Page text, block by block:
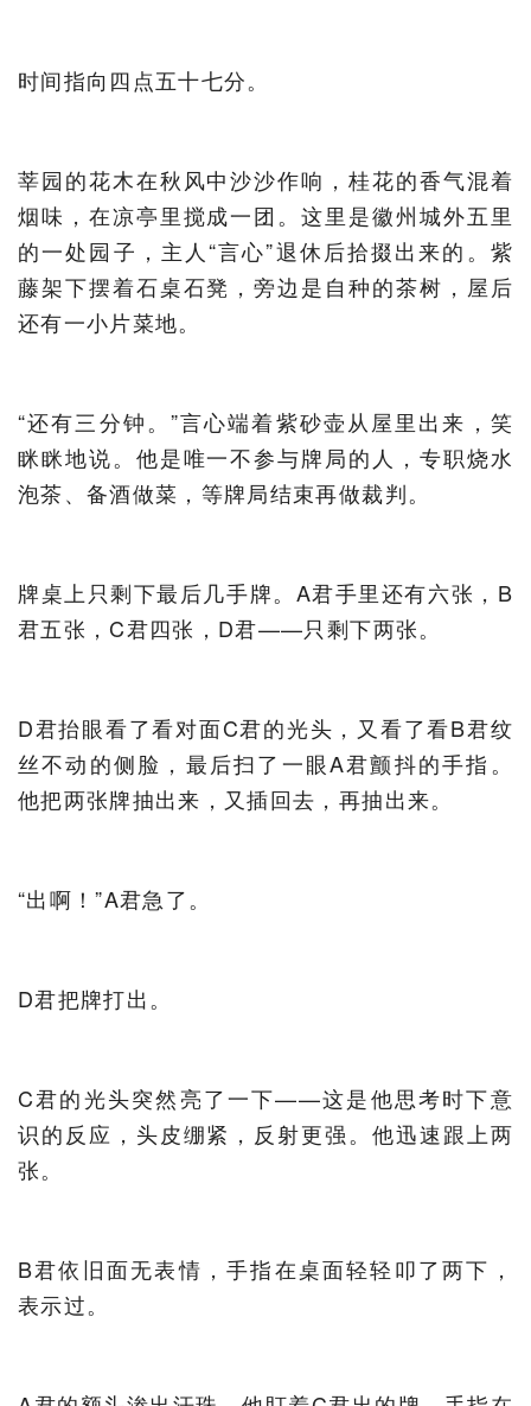
时间指向四点五十七分。
莘园的花木在秋风中沙沙作响，桂花的香气混着
烟味，在凉亭里搅成一团。这里是徽州城外五里
的一处园子，主人“言心”退休后拾掇出来的。紫
藤架下摆着石桌石凳，旁边是自种的茶树，屋后
还有一小片菜地。
“还有三分钟。”言心端着紫砂壶从屋里出来，笑
眯眯地说。他是唯一不参与牌局的人，专职烧水
泡茶、备酒做菜，等牌局结束再做裁判。
牌桌上只剩下最后几手牌。A君手里还有六张，B
君五张，C君四张，D君——只剩下两张。
D君抬眼看了看对面C君的光头，又看了看B君纹
丝不动的侧脸，最后扫了一眼A君颤抖的手指。
他把两张牌抽出来，又插回去，再抽出来。
“出啊！”A君急了。
D君把牌打出。
C君的光头突然亮了一下——这是他思考时下意
识的反应，头皮绷紧，反射更强。他迅速跟上两
张。
B君依旧面无表情，手指在桌面轻轻叩了两下，
表示过。